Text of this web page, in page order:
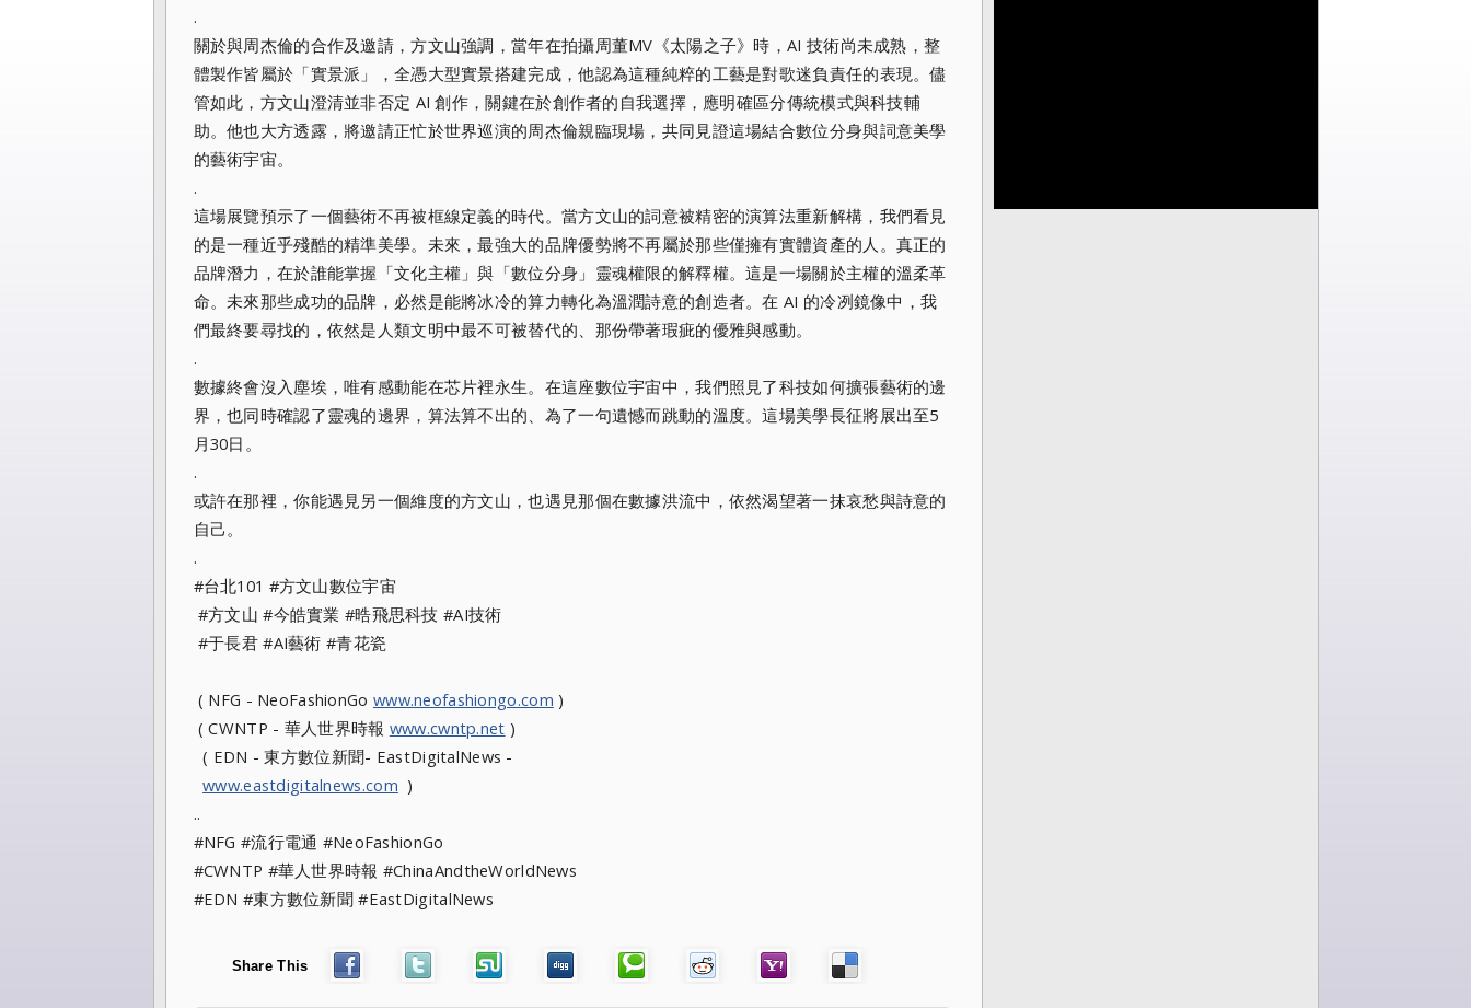
.
關於與周杰倫的合作及邀請，方文山強調，當年在拍攝周董MV《太陽之子》時，AI 技術尚未成熟，整
體製作皆屬於「實景派」，全憑大型實景搭建完成，他認為這種純粹的工藝是對歌迷負責任的表現。儘
管如此，方文山澄清並非否定 AI 創作，關鍵在於創作者的自我選擇，應明確區分傳統模式與科技輔
助。他也大方透露，將邀請正忙於世界巡演的周杰倫親臨現場，共同見證這場結合數位分身與詞意美學
的藝術宇宙。
.
這場展覽預示了一個藝術不再被框線定義的時代。當方文山的詞意被精密的演算法重新解構，我們看見
的是一種近乎殘酷的精準美學。未來，最強大的品牌優勢將不再屬於那些僅擁有實體資產的人。真正的
品牌潛力，在於誰能掌握「文化主權」與「數位分身」靈魂權限的解釋權。這是一場關於主權的溫柔革
命。未來那些成功的品牌，必然是能將冰冷的算力轉化為溫潤詩意的創造者。在 AI 的冷冽鏡像中，我
們最終要尋找的，依然是人類文明中最不可被替代的、那份帶著瑕疵的優雅與感動。
.
數據終會沒入塵埃，唯有感動能在芯片裡永生。在這座數位宇宙中，我們照見了科技如何擴張藝術的邊
界，也同時確認了靈魂的邊界，算法算不出的、為了一句遺憾而跳動的溫度。這場美學長征將展出至5
月30日。
.
或許在那裡，你能遇見另一個維度的方文山，也遇見那個在數據洪流中，依然渴望著一抹哀愁與詩意的
自己。
.
#台北101 #方文山數位宇宙
#方文山 #今皓實業 #晧飛思科技 #AI技術
#于長君 #AI藝術 #青花瓷
( NFG - NeoFashionGo www.neofashiongo.com )
( CWNTP - 華人世界時報 www.cwntp.net )
( EDN - 東方數位新聞- EastDigitalNews -
www.eastdigitalnews.com )
..
#NFG #流行電通 #NeoFashionGo
#CWNTP #華人世界時報 #ChinaAndtheWorldNews
#EDN #東方數位新聞 #EastDigitalNews
Share This